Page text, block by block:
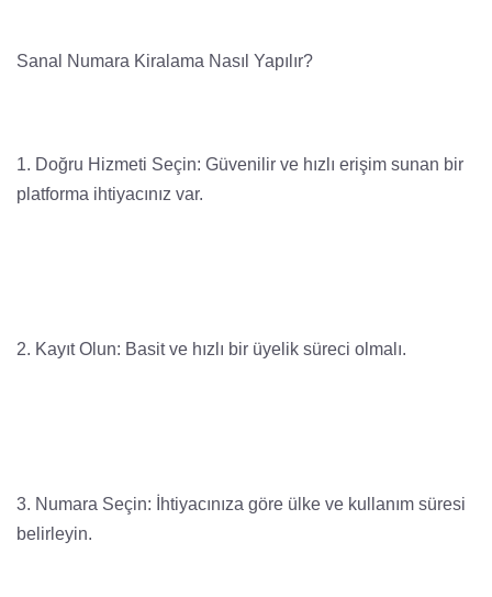
Sanal Numara Kiralama Nasıl Yapılır?
1. Doğru Hizmeti Seçin: Güvenilir ve hızlı erişim sunan bir
platforma ihtiyacınız var.
2. Kayıt Olun: Basit ve hızlı bir üyelik süreci olmalı.
3. Numara Seçin: İhtiyacınıza göre ülke ve kullanım süresi
belirleyin.